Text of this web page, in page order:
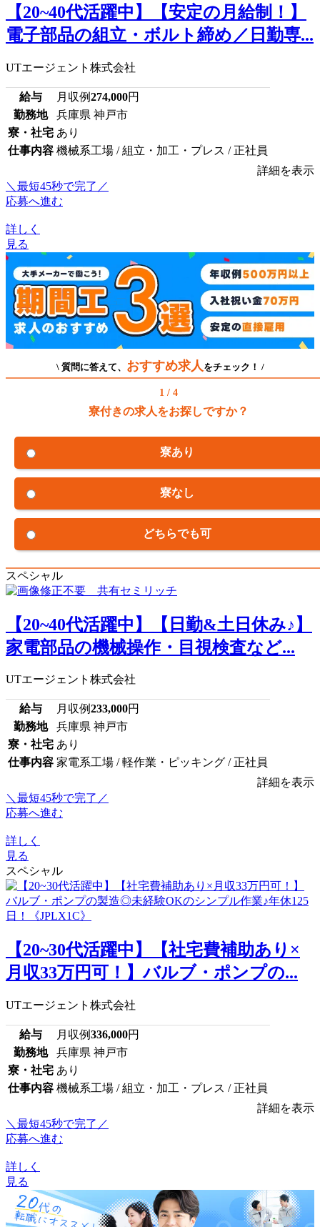
【20~40代活躍中】【安定の月給制！】
電子部品の組立・ボルト締め／日勤専...
UTエージェント株式会社
給与 月収例274,000円
勤務地
兵庫県 神戸市
寮・社宅 あり
仕事内容 機械系工場 / 組立・加工・プレス / 正社員
詳細を表示
＼最短45秒で完了／
応募へ進む
詳しく
見る
\ 質問に答えて、 おすすめ求人 をチェック！ /
1 / 4
寮付きの求人をお探しですか？
寮あり
寮なし
どちらでも可
スペシャル
【20~40代活躍中】【日勤&土日休み♪】
家電部品の機械操作・目視検査など...
UTエージェント株式会社
給与 月収例233,000円
勤務地
兵庫県 神戸市
寮・社宅 あり
仕事内容 家電系工場 / 軽作業・ピッキング / 正社員
詳細を表示
＼最短45秒で完了／
応募へ進む
詳しく
見る
スペシャル
【20~30代活躍中】【社宅費補助あり×
月収33万円可！】バルブ・ポンプの...
UTエージェント株式会社
給与 月収例336,000円
勤務地
兵庫県 神戸市
寮・社宅 あり
仕事内容 機械系工場 / 組立・加工・プレス / 正社員
詳細を表示
＼最短45秒で完了／
応募へ進む
詳しく
見る